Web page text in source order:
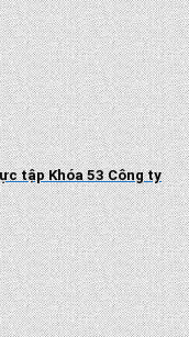
tập Khóa 53 Công ty